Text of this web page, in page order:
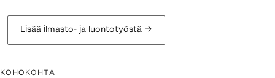
Lisää ilmasto- ja luontotyöstä →
KOHOKOHTA